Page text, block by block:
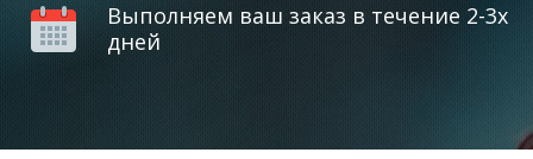
Выполняем ваш заказ в течение 2-3х
дней